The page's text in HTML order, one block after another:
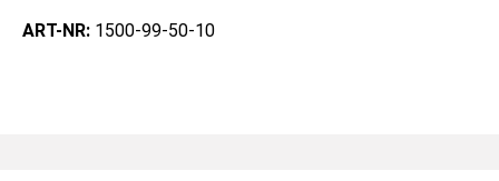
ART-NR: 1500-99-50-10